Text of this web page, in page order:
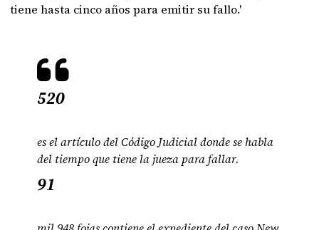
tiene hasta cinco años para emitir su fallo.'
520
es el artículo del Código Judicial donde se habla
del tiempo que tiene la jueza para fallar.
91